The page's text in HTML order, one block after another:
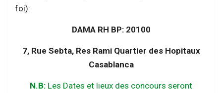
foi):
DAMA RH BP: 20100
7, Rue Sebta, Res Rami Quartier des Hopitaux
Casablanca
N.B: Les Dates et lieux des concours seront